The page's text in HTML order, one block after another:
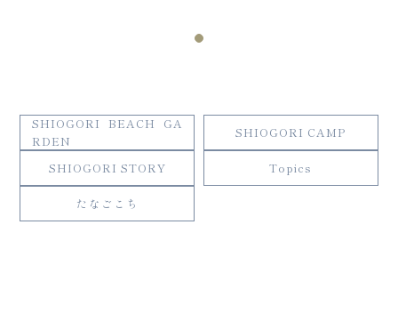
SHIOGORI BEACH GA
RDEN
SHIOGORI CAMP
SHIOGORI STORY Topics
たなごこち